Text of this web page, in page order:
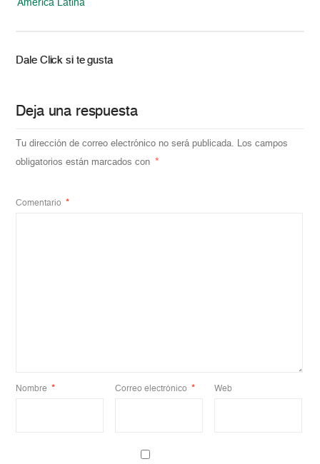
América Latina
Dale Click si te gusta
Deja una respuesta
Tu dirección de correo electrónico no será publicada. Los campos
obligatorios están marcados con
*
Comentario *
Nombre * Correo electrónico * Web